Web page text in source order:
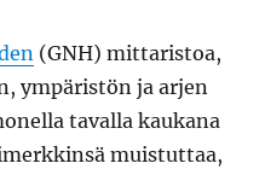
(GNH) mittaristoa,
ympäristön ja arjen
tavalla kaukana
muistuttaa,